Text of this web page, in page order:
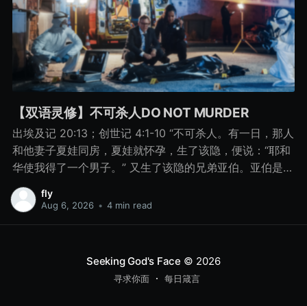
【双语灵修】不可杀人DO NOT MURDER
出埃及记 20:13；创世记 4:1-10 “不可杀人。有一日，那人
和他妻子夏娃同房，夏娃就怀孕，生了该隐，便说：“耶和
华使我得了一个男子。” 又生了该隐的兄弟亚伯。亚伯是牧
羊的，该隐是种地的。 有一日，该隐拿地里的出产为供物
献给耶和华， 亚伯也将他羊群中头生的和羊的脂油献上。
为什么发怒呢？你为什么变了脸色呢？ 你若行得好，岂不
蒙悦纳？你若行得不好，罪就伏在门前。它必恋慕你，你
却要制伏它。” 该隐与他兄弟亚伯说话，二人正在田间，该
fly
Aug 6, 2026 • 4 min read
Seeking God's Face © 2026
寻求你面 每日箴言